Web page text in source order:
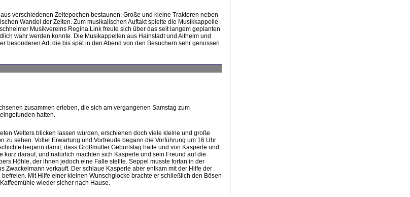
verschiedenen Zeitepochen bestaunen. Große und kleine Traktoren neben
Wandel der Zeiten. Zum musikalischen Auftakt spielte die Musikkappelle
Musikvereins Regina Link freute sich über das seit langem geplanten
wahr werden konnte. Die Musikappellen aus Hainstadt und Altheim und
besonderen Art, die bis spät in den Abend von den Besuchern sehr genossen
zusammen erleben, die sich am vergangenen Samstag zum
hatten.
Wetters blicken lassen würden, erschienen doch viele kleine und große
zu sehen. Voller Erwartung und Vorfreude begann die Vorführung um 16 Uhr
begann damit, dass Großmutter Geburtstag hatte und von Kasperle und
darauf, und natürlich machten sich Kasperle und sein Freund auf die
Höhle, der ihnen jedoch eine Falle stellte. Seppel musste fortan in der
Zwackelmann verkauft. Der schlaue Kasperle aber entkam mit der Hilfe der
Mit Hilfe einer kleinen Wunschglocke brachte er schließlich den Bösen
wieder sicher nach Hause.